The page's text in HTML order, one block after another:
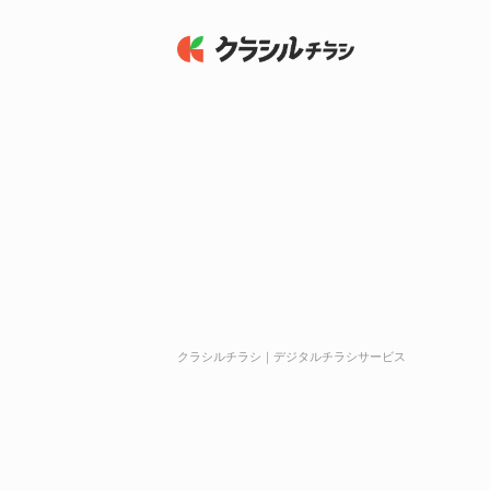
クラシルチラシ｜デジタルチラシサービス